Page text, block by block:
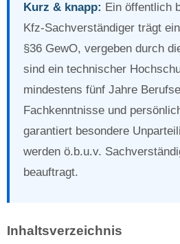
Kurz & knapp: Ein öffentlich
Kfz-Sachverständiger trägt
§36 GewO, vergeben durch
sind ein technischer
mindestens fünf Jahre
Fachkenntnisse und
garantiert besondere
werden ö.b.u.v.
beauftragt.
Inhaltsverzeichnis